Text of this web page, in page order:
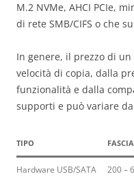
M.2 NVMe, AHCI PCIe,
di rete SMB/CIFS o che
In genere, il prezzo di
velocità di copia, dalla
funzionalità e dalla
supporti e può variare
TIPO
Hardware USB/SATA 200 –